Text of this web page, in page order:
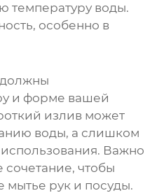
температуру воды.
особенно в
и форме вашей
излив может
воды, а слишком
Важно
чтобы
мытье рук и посуды.